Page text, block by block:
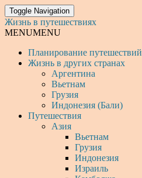
Toggle Navigation
Жизнь в путешествиях
MENUMENU
Планирование путешествий
Жизнь в других странах
Аргентина
Вьетнам
Грузия
Индонезия (Бали)
Путешествия
Азия
Вьетнам
Грузия
Индонезия
Израиль